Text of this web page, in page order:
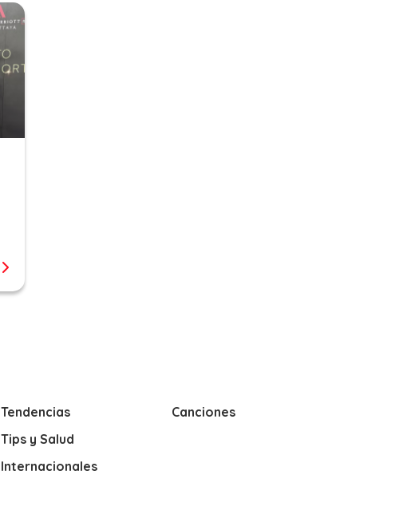
Tendencias
Tips y Salud
Internacionales
Canciones